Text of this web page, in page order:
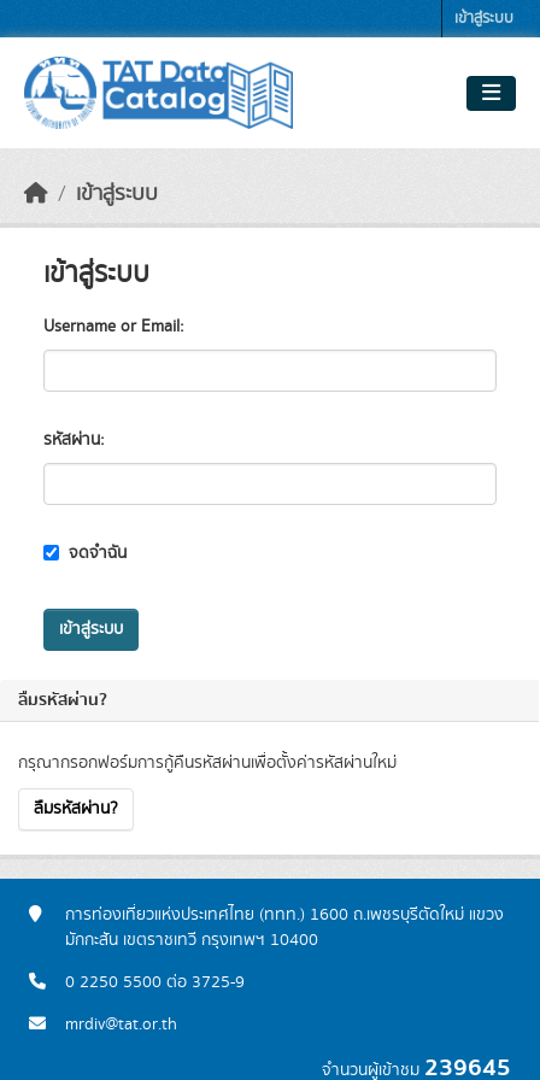
เข้าสู่ระบบ
เข้าสู่ระบบ
ลืมรหัสผ่าน?
กรุณากรอกฟอร์มการกู้คืนรหัสผ่านเพื่อตั้งค่ารหัสผ่านใหม่
ลืมรหัสผ่าน?
เข้าสู่ระบบ
Username or Email
รหัสผ่าน
จดจำฉัน
เข้าสู่ระบบ
การท่องเที่ยวแห่งประเทศไทย (ททท.) 1600 ถ.เพชรบุรีตัดใหม่ แขวง
มักกะสัน เขตราชเทวี กรุงเทพฯ 10400
0 2250 5500 ต่อ 3725-9
mrdiv@tat.or.th
จำนวนผู้เข้าชม 239645